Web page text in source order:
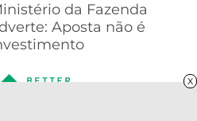
X
da Fazenda
Aposta não é